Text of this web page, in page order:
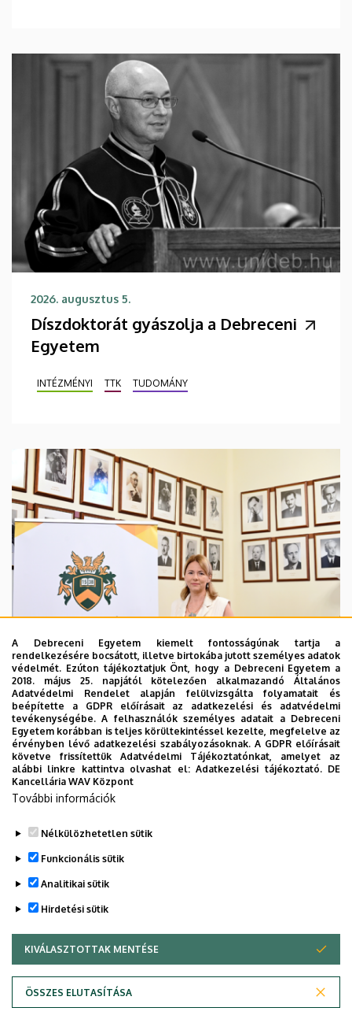
2026. augusztus 5.
Díszdoktorát gyászolja a Debreceni
Egyetem
INTÉZMÉNYI TTK TUDOMÁNY
2026. augusztus 5.
Hagyományőrzés és innováció a
Bölcsészettudományi Karon
BÖLCSÉSZETTUDOMÁNY
A Debreceni Egyetem kiemelt fontosságúnak tartja a
rendelkezésére bocsátott, illetve birtokába jutott személyes adatok
védelmét. Ezúton tájékoztatjuk Önt, hogy a Debreceni Egyetem a
2018. május 25. napjától kötelezően alkalmazandó Általános
Adatvédelmi Rendelet alapján felülvizsgálta folyamatait és
beépítette a GDPR előírásait az adatkezelési és adatvédelmi
tevékenységébe. A felhasználók személyes adatait a Debreceni
Egyetem korábban is teljes körültekintéssel kezelte, megfelelve az
érvényben lévő adatkezelési szabályozásoknak. A GDPR előírásait
követve frissítettük Adatvédelmi Tájékoztatónkat, amelyet az
alábbi linkre kattintva olvashat el:Adatkezelési tájékoztató. DE
Kancellária WAV Központ
További információk
Nélkülözhetetlen sütik
Funkcionális sütik
Analitikai sütik
Hirdetési sütik
KIVÁLASZTOTTAK MENTÉSE
ÖSSZES ELUTASÍTÁSA
WITHDRAW CONSENT